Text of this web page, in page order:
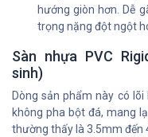
hướng giòn hơn. Dễ
trọng nặng đột ngột
Sàn nhựa PVC
sinh)
Dòng sản phẩm này có
không pha bột đá, mang
thường thấy là 3.5mm đến